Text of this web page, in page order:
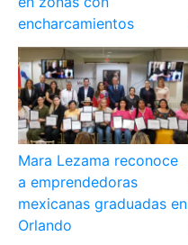
encharcamientos
Mara Lezama reconoce
a emprendedoras
mexicanas graduadas en
Orlando